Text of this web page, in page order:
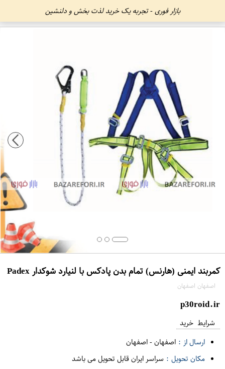
بازار فوری - تجربه یک خرید لذت بخش و دلنشین
کمربند ایمنی (هارنس) تمام بدن پادکس با لنیارد شوکدار Padex
اصفهان اصفهان
p30roid.ir
شرایط خرید
ارسال از : اصفهان-اصفهان
مکان تحویل : سراسر ایران قابل تحویل می باشد